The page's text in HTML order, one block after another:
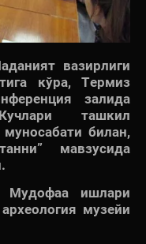
вазирлиги
кўра, Термиз
залида
ташкил
муносабати билан,
мавзусида
Мудофаа ишлари
музейи